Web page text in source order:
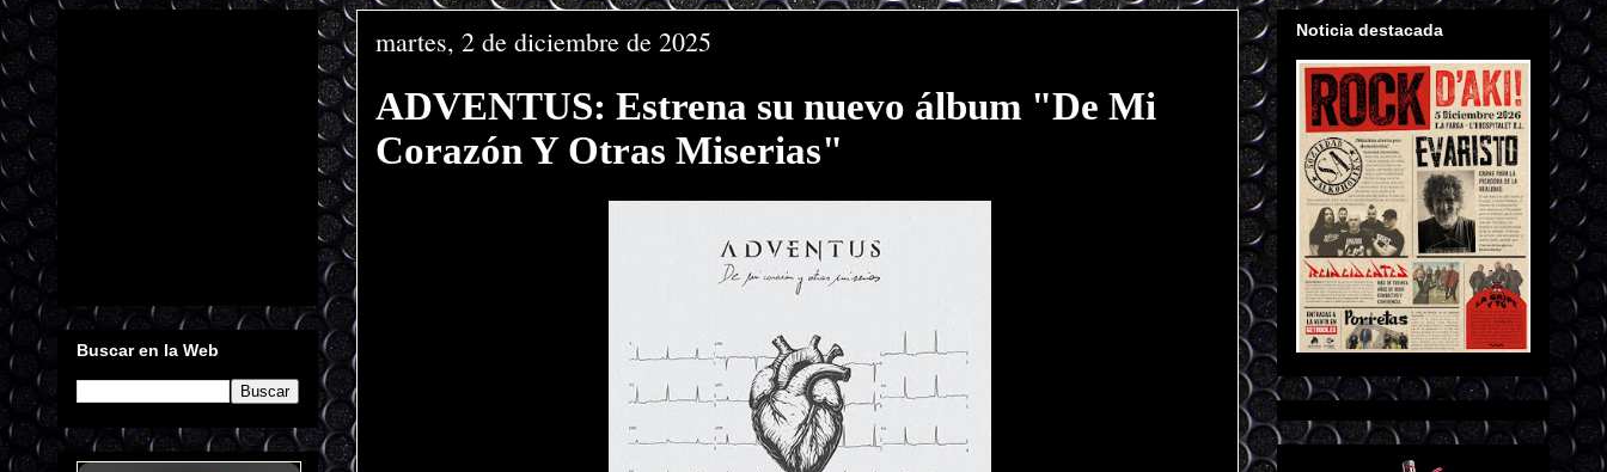
martes, 2 de diciembre de 2025
ADVENTUS: Estrena su nuevo álbum "De Mi
Corazón Y Otras Miserias"
Buscar en la Web
Noticia destacada